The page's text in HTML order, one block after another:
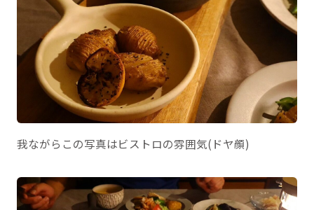
我ながらこの写真はビストロの雰囲気(ドヤ顔)